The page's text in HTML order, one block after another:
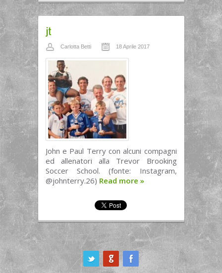
jt
Carlotta Betti 18 Aprile 2017
John e Paul Terry con alcuni compagni
ed allenatori alla Trevor Brooking
Soccer School. (fonte: Instagram,
@johnterry.26) Read more »